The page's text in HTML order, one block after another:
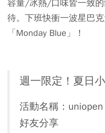
容量/冰熱/口味皆一致
待。下班快衝一波星巴
「Monday Blue」！
週一限定！夏日
活動名稱：
好友分享